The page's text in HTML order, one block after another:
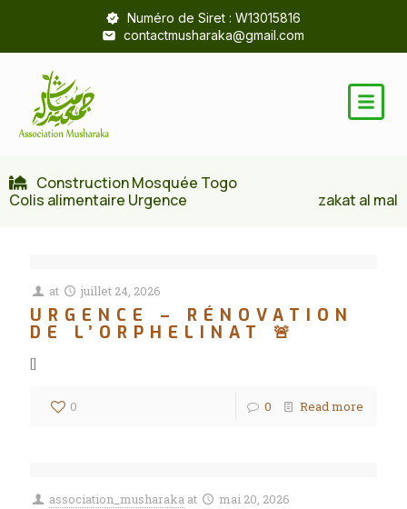
Numéro de Siret : W13015816
contactmusharaka@gmail.com
Construction Mosquée Togo
Colis alimentaire Urgence
zakat al mal
at juillet 24, 2026
URGENCE – RÉNOVATION
DE L’ORPHELINAT 🚨
[]
0 0 Read more
association_musharaka at mai 20, 2026